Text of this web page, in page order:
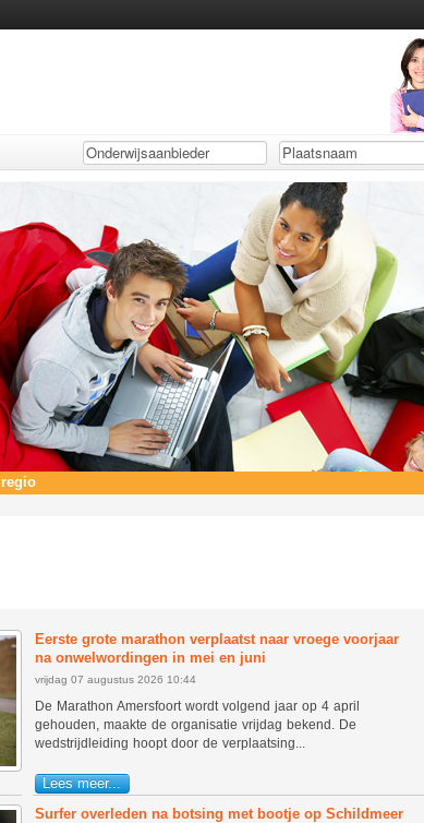
Eerste grote marathon verplaatst naar vroege voorjaar
na onwelwordingen in mei en juni
vrijdag 07 augustus 2026 10:44
De Marathon Amersfoort wordt volgend jaar op 4 april
gehouden, maakte de organisatie vrijdag bekend. De
wedstrijdleiding hoopt door de verplaatsing...
Lees meer...
Surfer overleden na botsing met bootje op Schildmeer